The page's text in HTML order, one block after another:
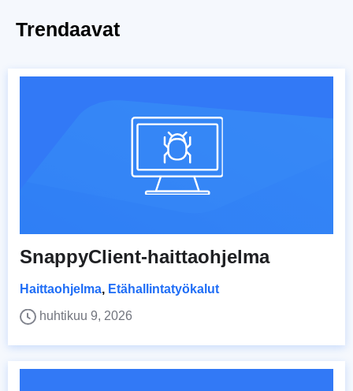
Trendaavat
SnappyClient-haittaohjelma
Haittaohjelma, Etähallintatyökalut
huhtikuu 9, 2026